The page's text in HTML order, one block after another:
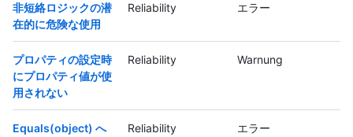
非短絡ロジックの潜
在的に危険な使用
Reliability エラー
プロパティの設定時
にプロパティ値が使
用されない
Reliability Warnung
Equals(object) へ
Reliability エラー